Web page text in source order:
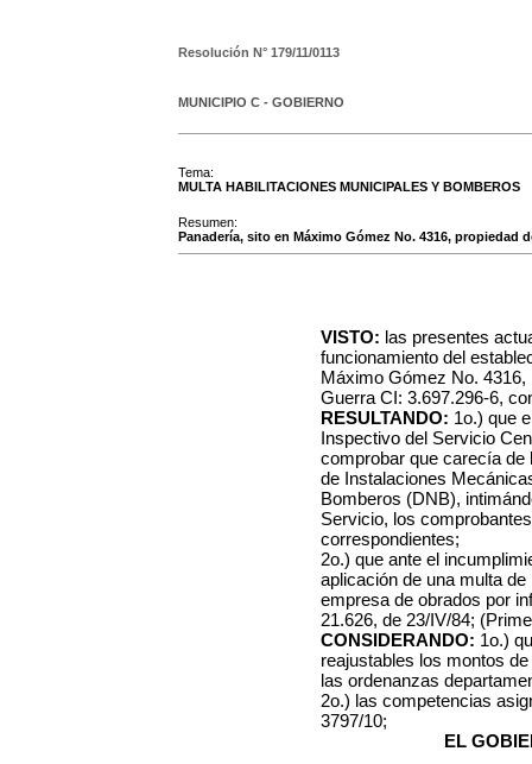
Resolución N° 179/11/0113
MUNICIPIO C - GOBIERNO
Tema:
MULTA HABILITACIONES MUNICIPALES Y BOMBEROS
Resumen:
Panadería, sito en Máximo Gómez No. 4316, propiedad
VISTO: las presentes
funcionamiento del
Máximo Gómez No. 4316,
Guerra CI: 3.697.296-6,
RESULTANDO: 1o.) que
Inspectivo del Servicio
comprobar que carecía de
de Instalaciones
Bomberos (DNB),
Servicio, los
correspondientes;
2o.) que ante el
aplicación de una multa
empresa de obrados por
21.626, de 23/IV/84;
CONSIDERANDO: 1o.)
reajustables los montos
las ordenanzas
2o.) las competencias
3797/10;
EL